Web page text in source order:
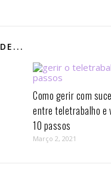
Como gerir com
entre teletrabalho e
10 passos⁣
Março 2, 2021